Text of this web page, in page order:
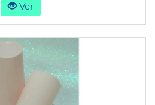
Ver